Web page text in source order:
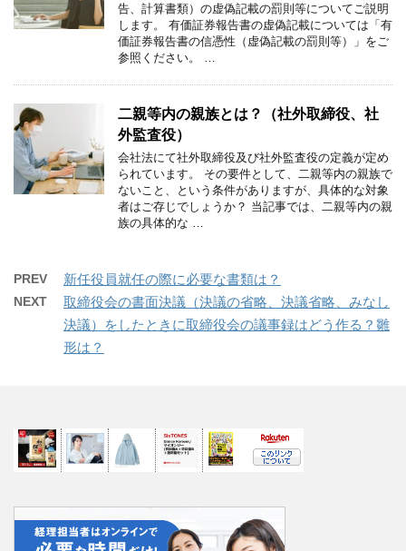
告、計算書類）の虚偽記載の罰則等についてご説明
します。 有価証券報告書の虚偽記載については「有
価証券報告書の信憑性（虚偽記載の罰則等）」をご
参照ください。 …
二親等内の親族とは？（社外取締役、社
外監査役）
会社法にて社外取締役及び社外監査役の定義が定め
られています。 その要件として、二親等内の親族で
ないこと、という条件がありますが、具体的な対象
者はご存じでしょうか？ 当記事では、二親等内の親
族の具体的な …
PREV 新任役員就任の際に必要な書類は？
NEXT
取締役会の書面決議（決議の省略、決議省略、みなし
決議）をしたときに取締役会の議事録はどう作る？雛
形は？